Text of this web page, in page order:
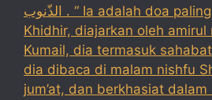
الذّنوب . “ Ia adalah doa paling utama, doa
Khidhir, diajarkan oleh
Kumail, dia termasuk
dia dibaca di malam nishfu
jum’at, dan berkhasiat dalam